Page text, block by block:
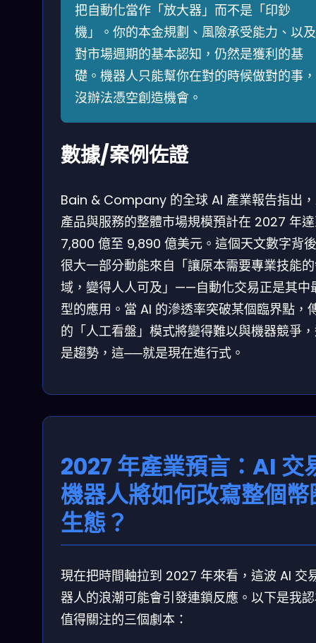
把自動化當作「放大器」而不是「印鈔
機」。你的本金規劃、風險承受能力、以及
對市場週期的基本認知，仍然是獲利的基
礎。機器人只能幫你在對的時候做對的事，
沒辦法憑空創造機會。
數據/案例佐證
Bain & Company 的全球 AI 產業報告指出
產品與服務的整體市場規模預計在 2027 年
7,800 億至 9,890 億美元。這個天文數字背
很大一部分動能來自「讓原本需要專業技能
域，變得人人可及」——自動化交易正是其中
型的應用。當 AI 的滲透率突破某個臨界點，
的「人工看盤」模式將變得難以與機器競爭
是趨勢，這──就是現在進行式。
2027 年產業預言：AI 交
機器人將如何改寫整個幣
生態？
現在把時間軸拉到 2027 年來看，這波 AI 交
器人的浪潮可能會引發連鎖反應。以下是我
值得關注的三個劇本：